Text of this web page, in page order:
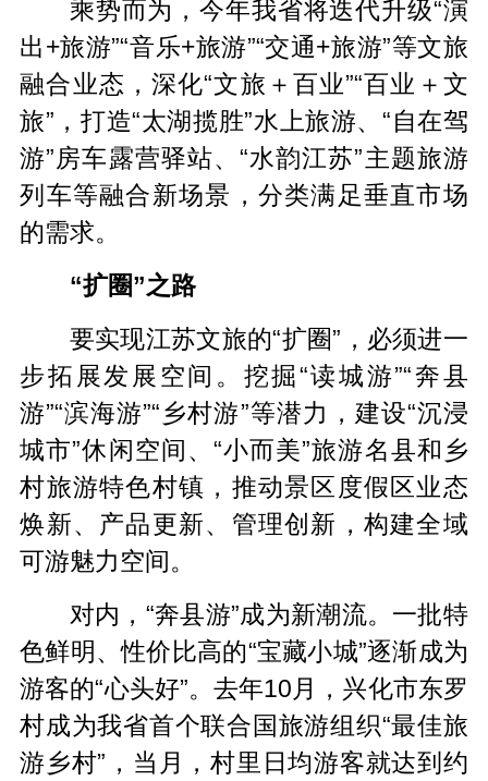
乘势而为，今年我省将迭代升级“演
出+旅游”“音乐+旅游”“交通+旅游”等文旅
融合业态，深化“文旅＋百业”“百业＋文
旅”，打造“太湖揽胜”水上旅游、“自在驾
游”房车露营驿站、“水韵江苏”主题旅游
列车等融合新场景，分类满足垂直市场
的需求。
“扩圈”之路
要实现江苏文旅的“扩圈”，必须进一
步拓展发展空间。挖掘“读城游”“奔县
游”“滨海游”“乡村游”等潜力，建设“沉浸
城市”休闲空间、“小而美”旅游名县和乡
村旅游特色村镇，推动景区度假区业态
焕新、产品更新、管理创新，构建全域
可游魅力空间。
对内，“奔县游”成为新潮流。一批特
色鲜明、性价比高的“宝藏小城”逐渐成为
游客的“心头好”。去年10月，兴化市东罗
村成为我省首个联合国旅游组织“最佳旅
游乡村”，当月，村里日均游客就达到约